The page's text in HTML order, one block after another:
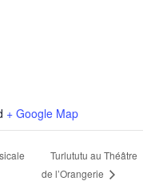
+ Google Map
Turlututu au Théâtre
de l’Orangerie